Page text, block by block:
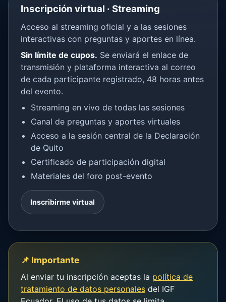
Inscripción virtual · Streaming
Acceso al streaming oficial y a las sesiones
interactivas con preguntas y aportes en línea.
Sin límite de cupos. Se enviará el enlace de
transmisión y plataforma interactiva al correo
de cada participante registrado, 48 horas antes
del evento.
Streaming en vivo de todas las sesiones
Canal de preguntas y aportes virtuales
Acceso a la sesión central de la Declaración
de Quito
Certificado de participación digital
Materiales del foro post-evento
Inscribirme virtual
📌 Importante
Al enviar tu inscripción aceptas la política de
tratamiento de datos personales del IGF